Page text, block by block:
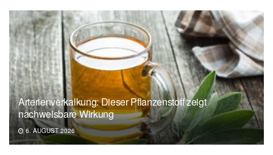
Arterienverkalkung: Dieser Pflanzenstoff zeigt
nachweisbare Wirkung
6. AUGUST 2026